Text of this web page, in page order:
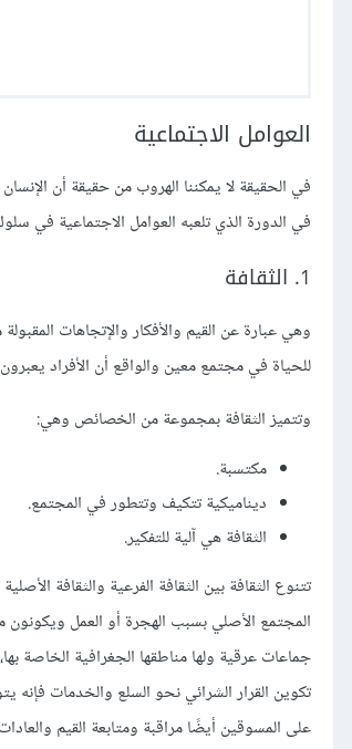
العوامل الاجتماعية
في الحقيقة لا يمكننا الهروب من حقيقة أن
في الدورة الذي تلعبه العوامل الاجتماعية في
1. الثقافة
وهي عبارة عن القيم والأفكار والإتجاهات
للحياة في مجتمع معين والواقع أن الأفراد
وتتميز الثقافة بمجموعة من الخصائص وهي:
مكتسبة.
ديناميكية تتكيف وتتطور في المجتمع.
الثقافة هي آلية للتفكير.
تتنوع الثقافة بين الثقافة الفرعية والثقافة
المجتمع الأصلي بسبب الهجرة أو العمل ويكونون
جماعات عرقية ولها مناطقها الجغرافية الخاصة
تكوين القرار الشرائي نحو السلع والخدمات
على المسوقين أيضًا مراقبة ومتابعة القيم